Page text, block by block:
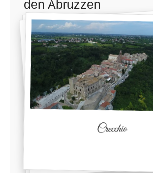
den Abruzzen
Crecchio